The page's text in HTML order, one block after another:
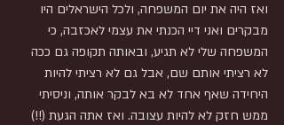
ואז היה את יום המשפחה, ולכל הישראלים היו
מבקרים ואני דיי הכנתי את עצמי לאכזבה, כי
המשפחה שלי לא תגיע, ובאותה תקופה גם ככה
לא רציתי אותם שם, אבל גם לא רציתי להיות
היחידה שאף אחד לא בא לבקר אותה, וניסיתי
ממש חזק לא להיות עצובה. ואז אתה הגעת (!!)